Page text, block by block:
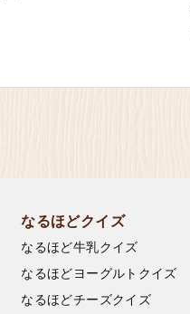
なるほどクイズ
なるほど牛乳クイズ
なるほどヨーグルトクイズ
なるほどチーズクイズ